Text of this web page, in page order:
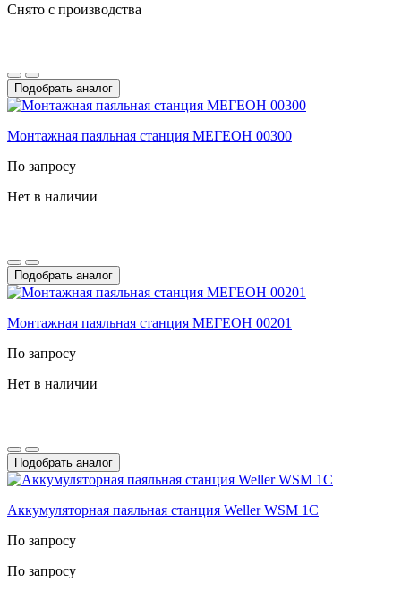
Снято с производства
Подобрать аналог
Монтажная паяльная станция МЕГЕОН 00300
По запросу
Нет в наличии
Подобрать аналог
Монтажная паяльная станция МЕГЕОН 00201
По запросу
Нет в наличии
Подобрать аналог
Аккумуляторная паяльная станция Weller WSM 1C
По запросу
По запросу